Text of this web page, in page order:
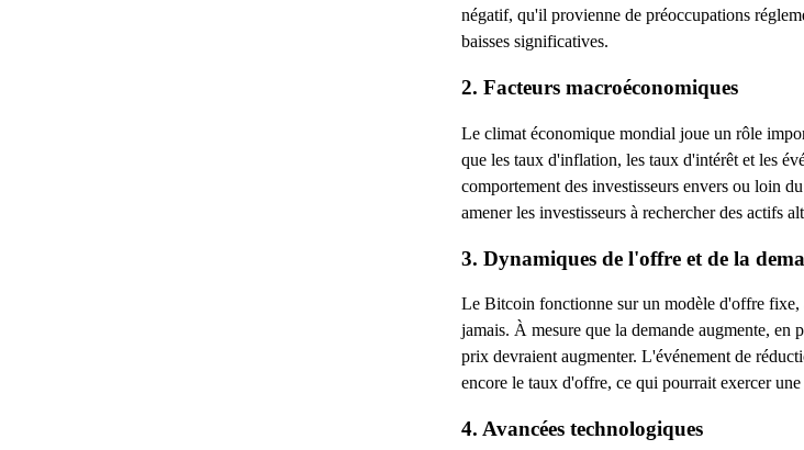
négatif, qu'il provienne de préoccupations
baisses significatives.
2. Facteurs macroéconomiques
Le climat économique mondial joue un rôle
que les taux d'inflation, les taux d'intérêt et les
comportement des investisseurs envers ou loin
amener les investisseurs à rechercher des actifs
3. Dynamiques de l'offre et de la
Le Bitcoin fonctionne sur un modèle d'offre fixe,
jamais. À mesure que la demande augmente, en
prix devraient augmenter. L'événement de
encore le taux d'offre, ce qui pourrait exercer
4. Avancées technologiques